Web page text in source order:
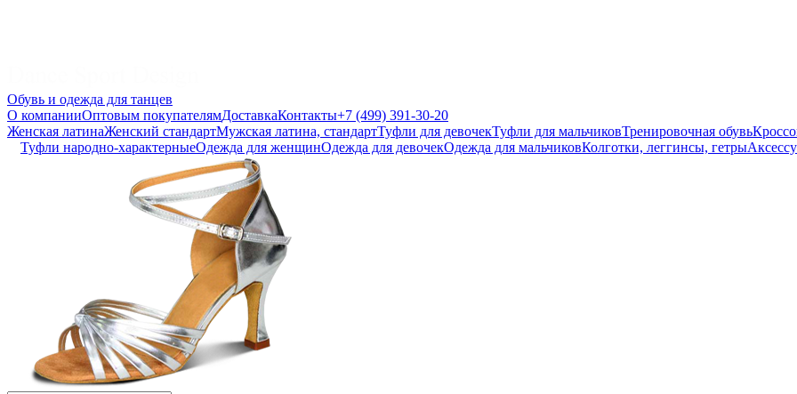
Обувь и одежда для танцев
О компанииОптовым покупателямДоставкаКонтакты+7 (499) 391-30-20
Женская латинаЖенский стандартМужская латина, стандартТуфли для девочекТуфли для мальчиковТренировочная обувь
Туфли народно-характерныеОдежда для женщинОдежда для девочекОдежда для мальчиковКолготки, леггинсы, гетры